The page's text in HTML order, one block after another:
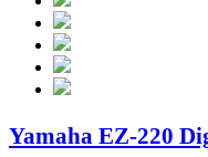
Yamaha EZ-220